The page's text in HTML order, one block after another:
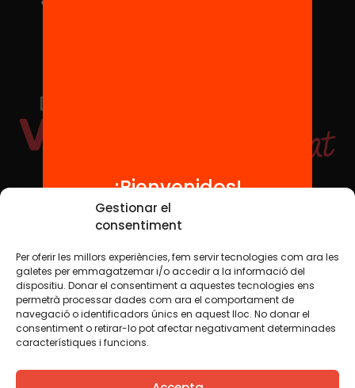
Gestionar el
consentiment
Per oferir les millors experiències, fem servir tecnologies com ara les
galetes per emmagatzemar i/o accedir a la informació del
dispositiu. Donar el consentiment a aquestes tecnologies ens
permetrà processar dades com ara el comportament de
navegació o identificadors únics en aquest lloc. No donar el
consentiment o retirar-lo pot afectar negativament determinades
característiques i funcions.
Redes sociales
TWT YTB IG FB IN
Aviso legalPolítica de cookies
Creemos que el conocimiento debe compartirse. Por eso
¡Bienvenidos!